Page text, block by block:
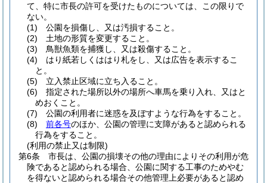
て、特に市長の許可を受けたものについては、この限りで
ない。
(1)
公園を損傷し、又は汚損すること。
(2)
土地の形質を変更すること。
(3)
鳥獣魚類を捕獲し、又は殺傷すること。
(4)
はり紙若しくははり札をし、又は広告を表示するこ
と。
(5)
立入禁止区域に立ち入ること。
(6)
指定された場所以外の場所へ車馬を乗り入れ、又はと
めおくこと。
(7)
公園の利用者に迷惑を及ぼすような行為をすること。
(8)
前各号のほか、公園の管理に支障があると認められる
行為をすること。
(利用の禁止又は制限)
第6条
市長は、公園の損壊その他の理由によりその利用が危
険であると認められる場合、公園に関する工事のためやむ
を得ないと認められる場合その他管理上必要があると認め